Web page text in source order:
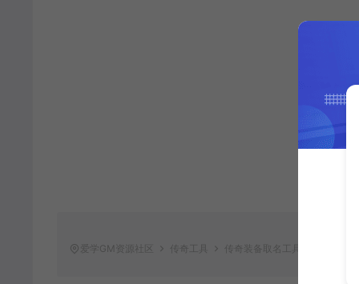
爱学GM资源社区 传奇工具 传奇装备取名工具V1.1